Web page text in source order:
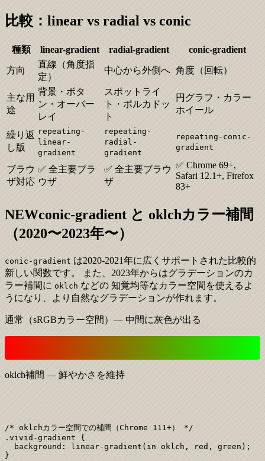
比較：linear vs radial vs conic
種類 linear-gradient radial-gradient conic-gradient
方向
直線（角度指
定）
中心から外側へ 角度（回転）
主な用
途
背景・ボタ
ン・オーバー
レイ
スポットライ
ト・ポルカドッ
ト
円グラフ・カラー
ホイール
繰り返
し版
repeating-
linear-
gradient
repeating-
radial-
gradient
repeating-conic-
gradient
ブラウ
ザ対応
✅ 全主要ブラ
ウザ
✅ 全主要ブラウ
ザ
✅ Chrome 69+,
Safari 12.1+, Firefox
83+
NEWconic-gradient と oklchカラー補間
（2020〜2023年〜）
conic-gradient は2020-2021年に広くサポートされた比較的
新しい関数です。 また、2023年からはグラデーションのカ
ラー補間に oklch などの 知覚均等なカラー空間を使えるよ
うになり、より自然なグラデーションが作れます。
通常（sRGBカラー空間）— 中間に灰色が出る
oklch補間 — 鮮やかさを維持
/* oklchカラー空間での補間（Chrome 111+） */
.vivid-gradient {
  background: linear-gradient(in oklch, red, green);
}